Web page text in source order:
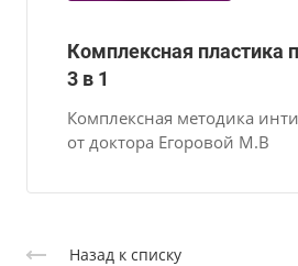
Комплексная пластика
3 в 1
Комплексная методика
от доктора Егоровой М.В
Назад к списку